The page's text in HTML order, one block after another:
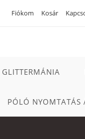
Fiókom Kosár
GLITTERMÁNIA
PÓLÓ NYOMTATÁS